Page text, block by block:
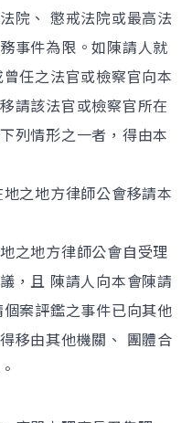
院、 懲戒法院或最高法
事件為限。如陳請人就
任之法官或檢察官向本
請該法官或檢察官所在
列情形之一者，得由本
之地方律師公會移請本
之地方律師公會自受理
，且 陳請人向本會陳請
案評鑑之事件已向其他
移由其他機關、 團體合